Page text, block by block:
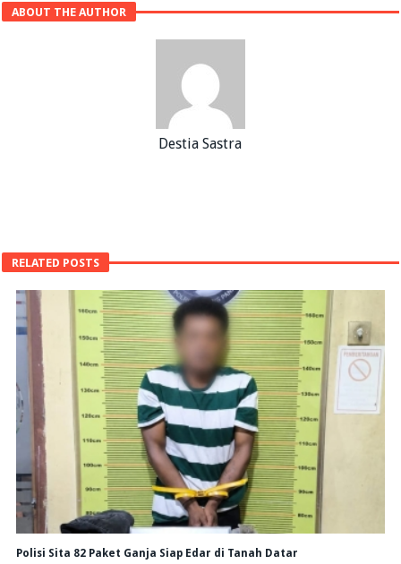
ABOUT THE AUTHOR
Destia Sastra
RELATED POSTS
Polisi Sita 82 Paket Ganja Siap Edar di Tanah Datar